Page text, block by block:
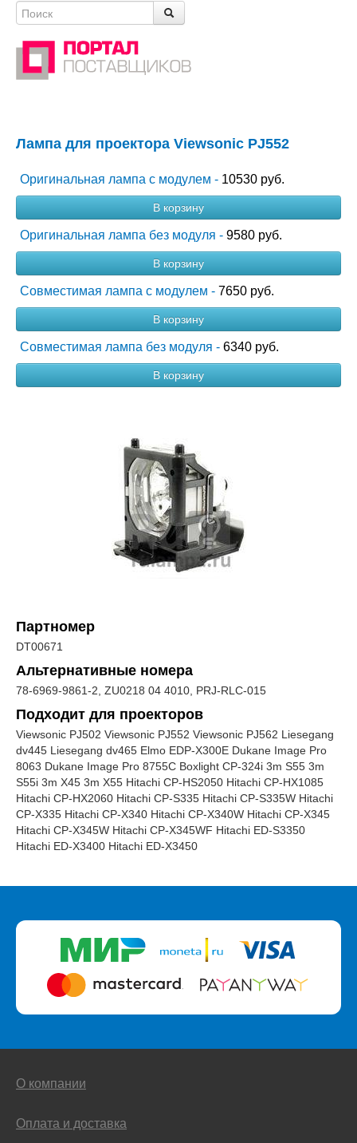
Лампа для проектора Viewsonic PJ552
Оригинальная лампа с модулем - 10530 руб.
В корзину
Оригинальная лампа без модуля - 9580 руб.
В корзину
Совместимая лампа с модулем - 7650 руб.
В корзину
Совместимая лампа без модуля - 6340 руб.
В корзину
Партномер
DT00671
Альтернативные номера
78-6969-9861-2, ZU0218 04 4010, PRJ-RLC-015
Подходит для проекторов
Viewsonic PJ502 Viewsonic PJ552 Viewsonic PJ562 Liesegang
dv445 Liesegang dv465 Elmo EDP-X300E Dukane Image Pro
8063 Dukane Image Pro 8755C Boxlight CP-324i 3m S55 3m
S55i 3m X45 3m X55 Hitachi CP-HS2050 Hitachi CP-HX1085
Hitachi CP-HX2060 Hitachi CP-S335 Hitachi CP-S335W Hitachi
CP-X335 Hitachi CP-X340 Hitachi CP-X340W Hitachi CP-X345
Hitachi CP-X345W Hitachi CP-X345WF Hitachi ED-S3350
Hitachi ED-X3400 Hitachi ED-X3450
О компании
Оплата и доставка